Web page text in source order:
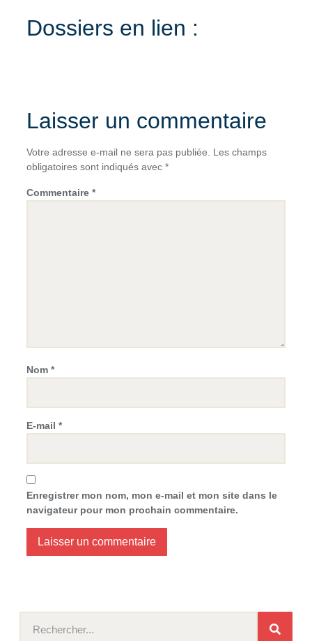
Dossiers en lien :
Laisser un commentaire
Votre adresse e-mail ne sera pas publiée. Les champs
obligatoires sont indiqués avec *
Commentaire *
Nom *
E-mail *
Enregistrer mon nom, mon e-mail et mon site dans le
navigateur pour mon prochain commentaire.